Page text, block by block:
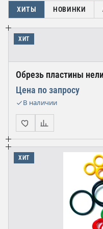
ХИТЫ НОВИНКИ
ХИТ
Обрезь пластины
Цена по запросу
В наличии
ХИТ